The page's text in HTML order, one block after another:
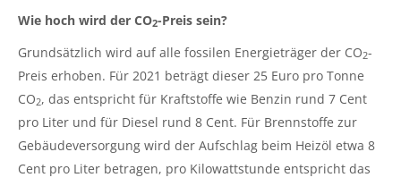
Wie hoch wird der CO2-Preis sein?
Grundsätzlich wird auf alle fossilen Energieträger der CO2-
Preis erhoben. Für 2021 beträgt dieser 25 Euro pro Tonne
CO2, das entspricht für Kraftstoffe wie Benzin rund 7 Cent
pro Liter und für Diesel rund 8 Cent. Für Brennstoffe zur
Gebäudeversorgung wird der Aufschlag beim Heizöl etwa 8
Cent pro Liter betragen, pro Kilowattstunde entspricht das